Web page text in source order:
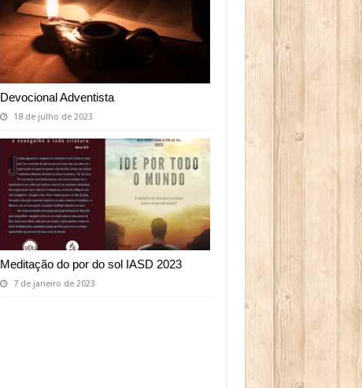
Devocional Adventista
18 de julho de 2023
Meditação do por do sol IASD 2023
7 de janeiro de 2023